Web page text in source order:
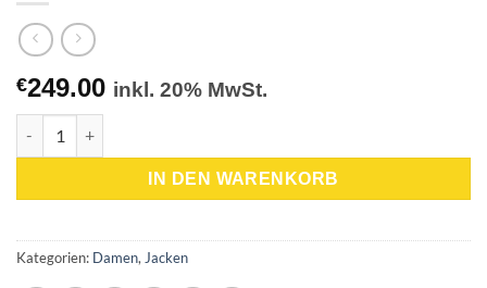
€249.00 inkl. 20% MwSt.
IN DEN WARENKORB
Kategorien: Damen, Jacken